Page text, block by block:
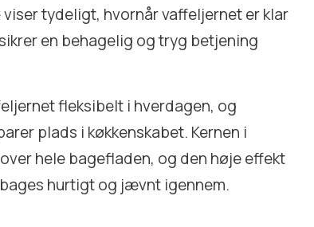
tydeligt, hvornår vaffeljernet er klar
en behagelig og tryg betjening
fleksibelt i hverdagen, og
plads i køkkenskabet. Kernen i
hele bagefladen, og den høje effekt
hurtigt og jævnt igennem.